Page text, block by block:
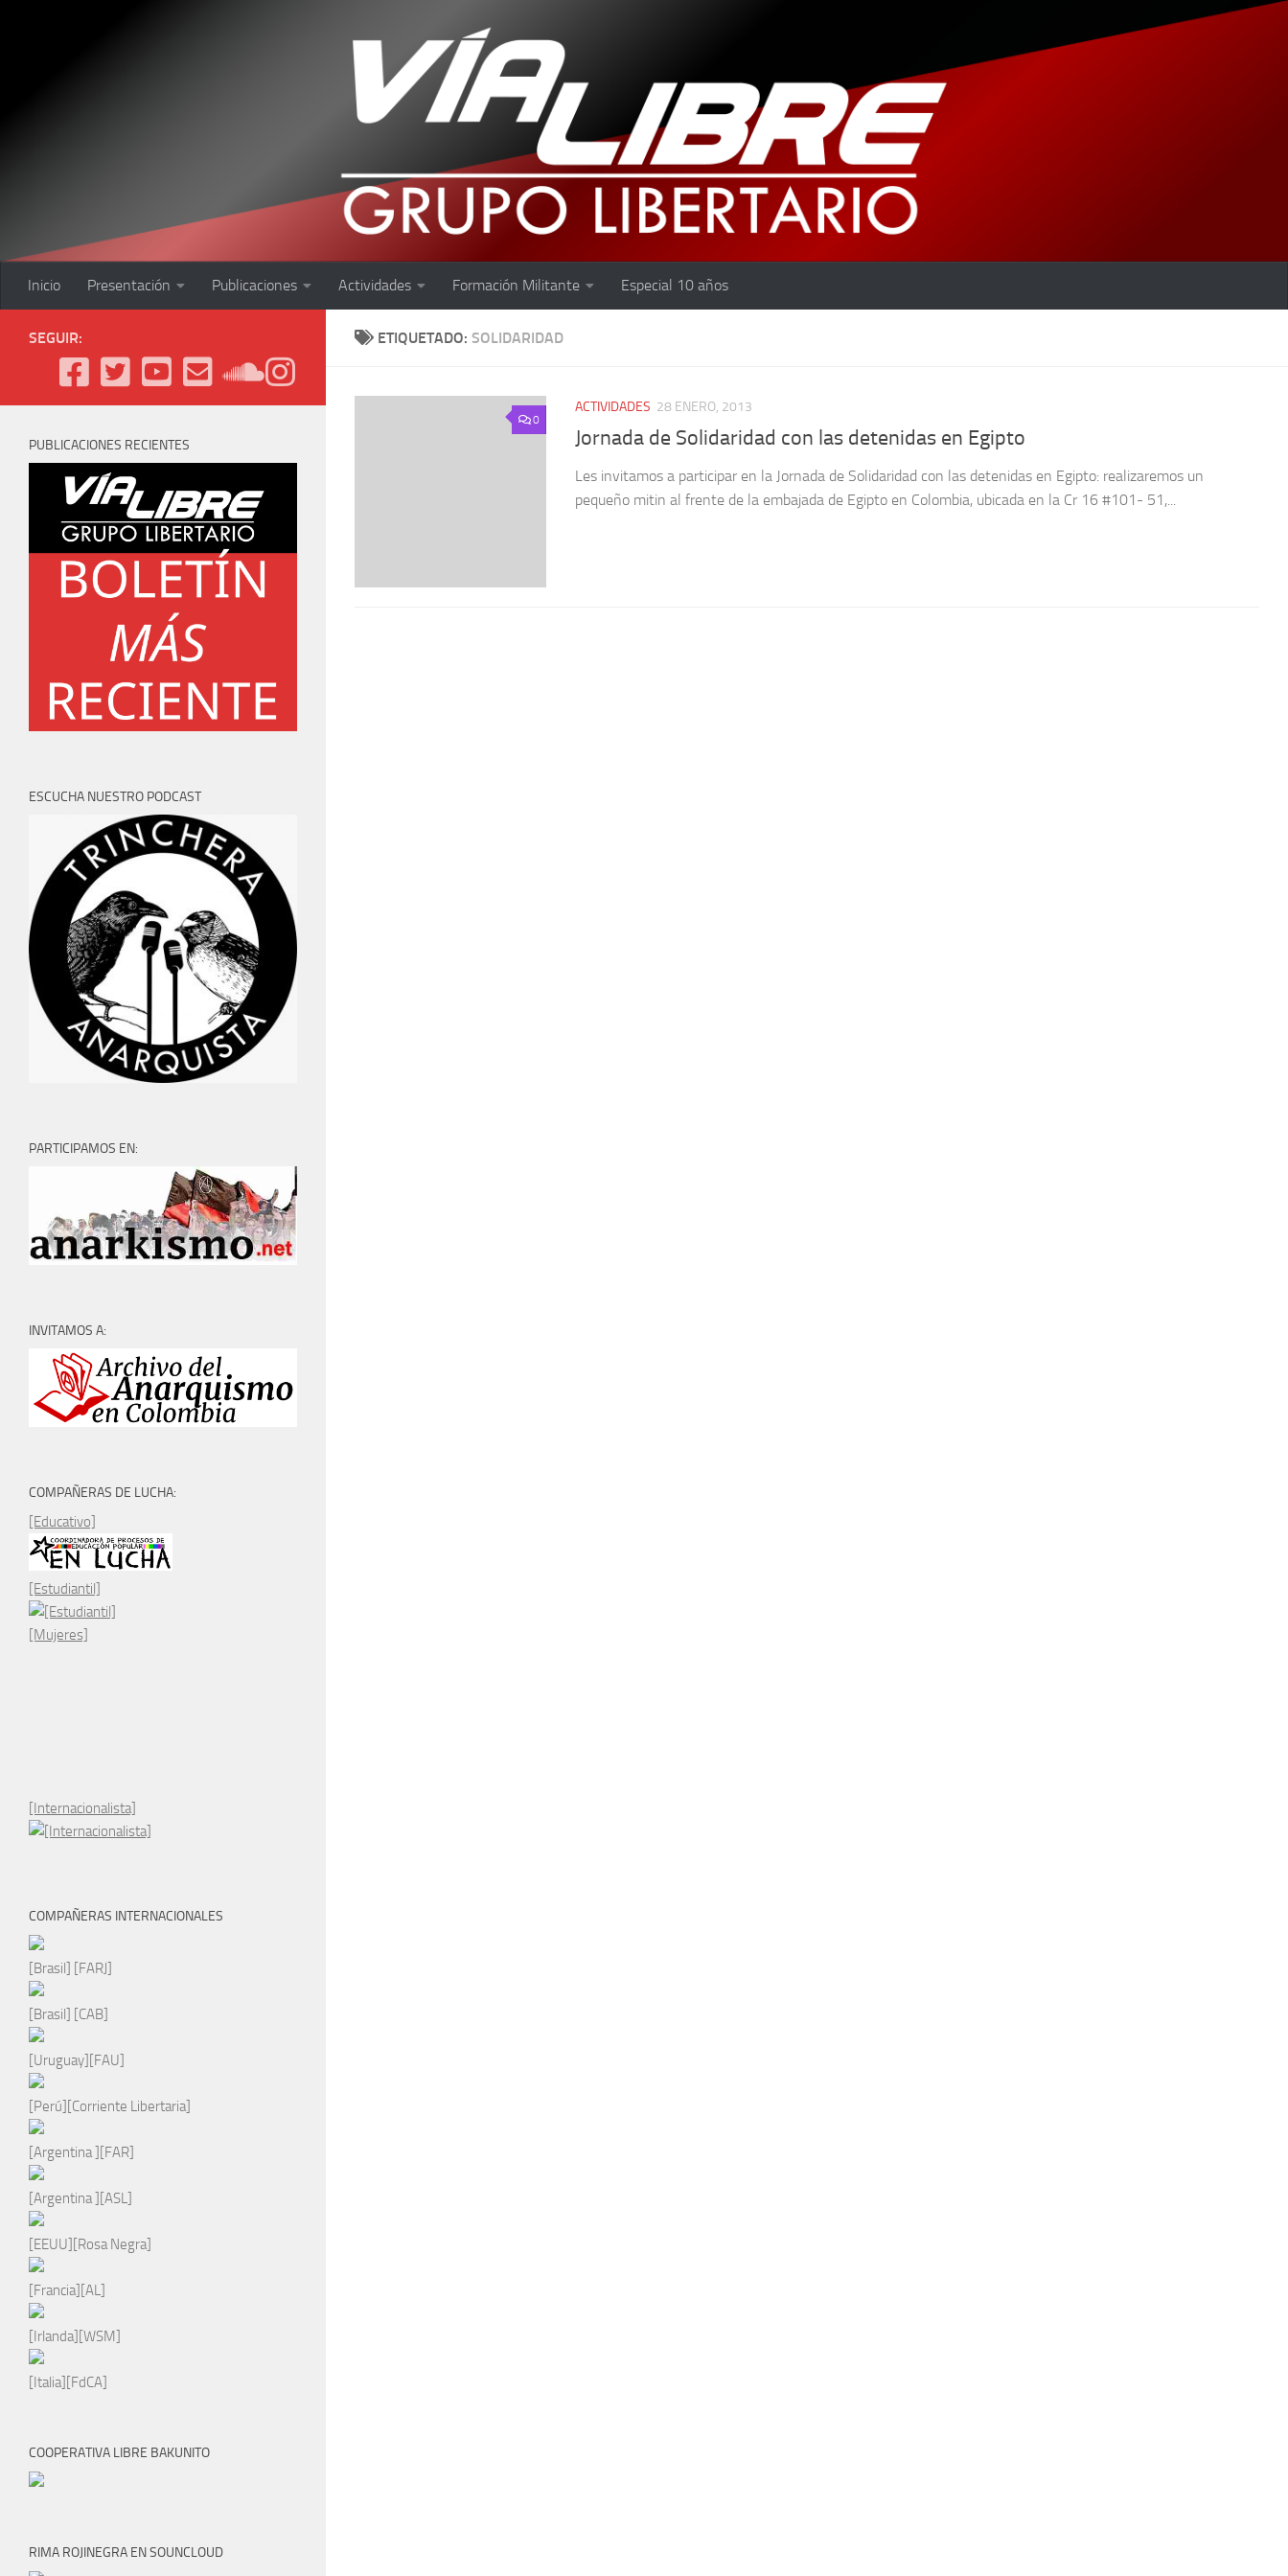
Inicio Presentación Publicaciones Actividades Formación Militante Especial 10 años
ETIQUETADO: SOLIDARIDAD
0
ACTIVIDADES 28 ENERO, 2013
Jornada de Solidaridad con las detenidas en Egipto
Les invitamos a participar en la Jornada de Solidaridad con las detenidas en Egipto: realizaremos un
pequeño mitin al frente de la embajada de Egipto en Colombia, ubicada en la Cr 16 #101- 51,...
SEGUIR:
PUBLICACIONES RECIENTES
ESCUCHA NUESTRO PODCAST
PARTICIPAMOS EN:
INVITAMOS A:
COMPAÑERAS DE LUCHA:
[Educativo]
[Estudiantil]
[Mujeres]
[Internacionalista]
COMPAÑERAS INTERNACIONALES
[Brasil] [FARJ]
[Brasil] [CAB]
[Uruguay][FAU]
[Perú][Corriente Libertaria]
[Argentina ][FAR]
[Argentina ][ASL]
[EEUU][Rosa Negra]
[Francia][AL]
[Irlanda][WSM]
[Italia][FdCA]
COOPERATIVA LIBRE BAKUNITO
RIMA ROJINEGRA EN SOUNCLOUD